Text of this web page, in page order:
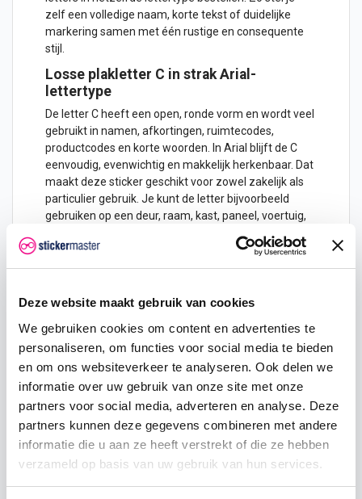
Deze website maakt gebruik van cookies
We gebruiken cookies om content en advertenties te
personaliseren, om functies voor social media te bieden
en om ons websiteverkeer te analyseren. Ook delen we
informatie over uw gebruik van onze site met onze
partners voor social media, adverteren en analyse. Deze
partners kunnen deze gegevens combineren met andere
informatie die u aan ze heeft verstrekt of die ze hebben
verzameld op basis van uw gebruik van hun services.
zelf een volledige naam, korte tekst of duidelijke
markering samen met één rustige en consequente
stijl.
Losse plakletter C in strak Arial-
lettertype
De letter C heeft een open, ronde vorm en wordt veel
gebruikt in namen, afkortingen, ruimtecodes,
productcodes en korte woorden. In Arial blijft de C
eenvoudig, evenwichtig en makkelijk herkenbaar. Dat
maakt deze sticker geschikt voor zowel zakelijk als
particulier gebruik. Je kunt de letter bijvoorbeeld
gebruiken op een deur, raam, kast, paneel, voertuig,
Doordat de sticker volledig wordt uitgesneden,
Hierdoor blijft de ondergrond zichtbaar en krijgt de
plakletter een strak eindresultaat. Vooral op glas,
kunststof, metaal, gelakte panelen en vlakke deuren
komt dit netjes tot zijn recht.
Voor codes, namen en overzichtelijke
markeringen
Een losse Letter C sticker Arial is handig wanneer je
één letter nodig hebt of zelf een tekst wilt opbouwen.
Gebruik de C bijvoorbeeld als beginletter van een